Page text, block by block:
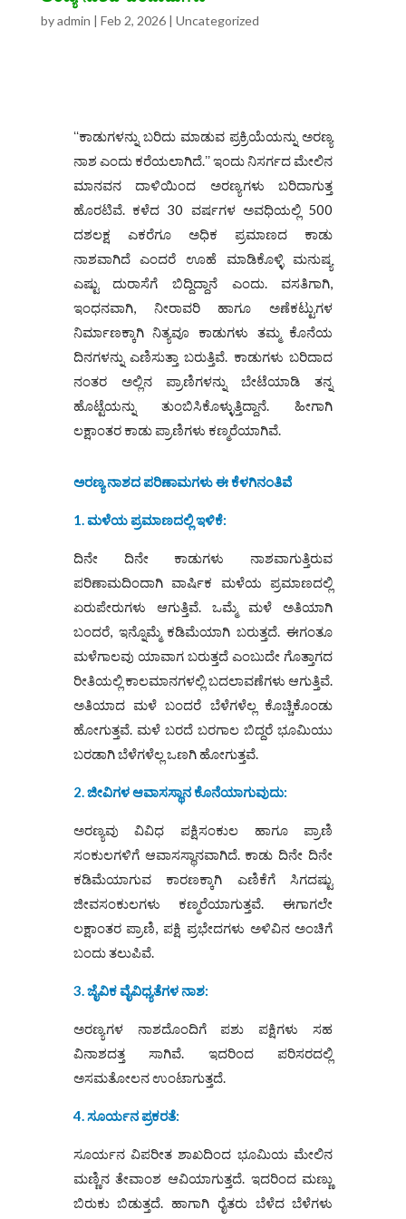
byadmin | Feb 2, 2026| Uncategorized
ʻʻಕಾಡುಗಳನ್ನು ಬರಿದು ಮಾಡುವ ಪ್ರಕ್ರಿಯೆಯನ್ನು ಅರಣ್ಯ
ನಾಶ ಎಂದು ಕರೆಯಲಾಗಿದೆ.ʼʼ ಇಂದು ನಿಸರ್ಗದ ಮೇಲಿನ
ಮಾನವನ ದಾಳಿಯಿಂದ ಅರಣ್ಯಗಳು ಬರಿದಾಗುತ್ತ
ಹೊರಟಿವೆ. ಕಳೆದ 30 ವರ್ಷಗಳ ಅವಧಿಯಲ್ಲಿ 500
ದಶಲಕ್ಷ ಎಕರೆಗೂ ಅಧಿಕ ಪ್ರಮಾಣದ ಕಾಡು
ನಾಶವಾಗಿದೆ ಎಂದರೆ ಊಹೆ ಮಾಡಿಕೊಳ್ಳಿ ಮನುಷ್ಯ
ಎಷ್ಟು ದುರಾಸೆಗೆ ಬಿದ್ದಿದ್ದಾನೆ ಎಂದು. ವಸತಿಗಾಗಿ,
ಇಂಧನವಾಗಿ, ನೀರಾವರಿ ಹಾಗೂ ಅಣೆಕಟ್ಟುಗಳ
ನಿರ್ಮಾಣಕ್ಕಾಗಿ ನಿತ್ಯವೂ ಕಾಡುಗಳು ತಮ್ಮ ಕೊನೆಯ
ದಿನಗಳನ್ನು ಎಣಿಸುತ್ತಾ ಬರುತ್ತಿವೆ. ಕಾಡುಗಳು ಬರಿದಾದ
ನಂತರ ಅಲ್ಲಿನ ಪ್ರಾಣಿಗಳನ್ನು ಬೇಟೆಯಾಡಿ ತನ್ನ
ಹೊಟ್ಟೆಯನ್ನು ತುಂಬಿಸಿಕೊಳ್ಳುತ್ತಿದ್ದಾನೆ. ಹೀಗಾಗಿ
ಲಕ್ಷಾಂತರ ಕಾಡು ಪ್ರಾಣಿಗಳು ಕಣ್ಮರೆಯಾಗಿವೆ.
ಅರಣ್ಯ ನಾಶದ ಪರಿಣಾಮಗಳು ಈ ಕೆಳಗಿನಂತಿವೆ
1. ಮಳೆಯ ಪ್ರಮಾಣದಲ್ಲಿ ಇಳಿಕೆ:
ದಿನೇ ದಿನೇ ಕಾಡುಗಳು ನಾಶವಾಗುತ್ತಿರುವ
ಪರಿಣಾಮದಿಂದಾಗಿ ವಾರ್ಷಿಕ ಮಳೆಯ ಪ್ರಮಾಣದಲ್ಲಿ
ಏರುಪೇರುಗಳು ಆಗುತ್ತಿವೆ. ಒಮ್ಮೆ ಮಳೆ ಅತಿಯಾಗಿ
ಬಂದರೆ, ಇನ್ನೊಮ್ಮೆ ಕಡಿಮೆಯಾಗಿ ಬರುತ್ತದೆ. ಈಗಂತೂ
ಮಳೆಗಾಲವು ಯಾವಾಗ ಬರುತ್ತದೆ ಎಂಬುದೇ ಗೊತ್ತಾಗದ
ರೀತಿಯಲ್ಲಿ ಕಾಲಮಾನಗಳಲ್ಲಿ ಬದಲಾವಣೆಗಳು ಆಗುತ್ತಿವೆ.
ಅತಿಯಾದ ಮಳೆ ಬಂದರೆ ಬೆಳೆಗಳೆಲ್ಲ ಕೊಚ್ಚಿಕೊಂಡು
ಹೋಗುತ್ತವೆ. ಮಳೆ ಬರದೆ ಬರಗಾಲ ಬಿದ್ದರೆ ಭೂಮಿಯು
ಬರಡಾಗಿ ಬೆಳೆಗಳೆಲ್ಲ ಒಣಗಿ ಹೋಗುತ್ತವೆ.
2. ಜೀವಿಗಳ ಆವಾಸಸ್ಥಾನ ಕೊನೆಯಾಗುವುದು:
ಅರಣ್ಯವು ವಿವಿಧ ಪಕ್ಷಿಸಂಕುಲ ಹಾಗೂ ಪ್ರಾಣಿ
ಸಂಕುಲಗಳಿಗೆ ಆವಾಸಸ್ಥಾನವಾಗಿದೆ. ಕಾಡು ದಿನೇ ದಿನೇ
ಕಡಿಮೆಯಾಗುವ ಕಾರಣಕ್ಕಾಗಿ ಎಣಿಕೆಗೆ ಸಿಗದಷ್ಟು
ಜೀವಸಂಕುಲಗಳು ಕಣ್ಮರೆಯಾಗುತ್ತವೆ. ಈಗಾಗಲೇ
ಲಕ್ಷಾಂತರ ಪ್ರಾಣಿ, ಪಕ್ಷಿ ಪ್ರಭೇದಗಳು ಅಳಿವಿನ ಅಂಚಿಗೆ
ಬಂದು ತಲುಪಿವೆ.
3. ಜೈವಿಕ ವೈವಿಧ್ಯತೆಗಳ ನಾಶ:
ಅರಣ್ಯಗಳ ನಾಶದೊಂದಿಗೆ ಪಶು ಪಕ್ಷಿಗಳು ಸಹ
ವಿನಾಶದತ್ತ ಸಾಗಿವೆ. ಇದರಿಂದ ಪರಿಸರದಲ್ಲಿ
ಅಸಮತೋಲನ ಉಂಟಾಗುತ್ತದೆ.
4. ಸೂರ್ಯನ ಪ್ರಕರತೆ:
ಸೂರ್ಯನ ವಿಪರೀತ ಶಾಖದಿಂದ ಭೂಮಿಯ ಮೇಲಿನ
ಮಣ್ಣಿನ ತೇವಾಂಶ ಆವಿಯಾಗುತ್ತದೆ. ಇದರಿಂದ ಮಣ್ಣು
ಬಿರುಕು ಬಿಡುತ್ತದೆ. ಹಾಗಾಗಿ ರೈತರು ಬೆಳೆದ ಬೆಳೆಗಳು